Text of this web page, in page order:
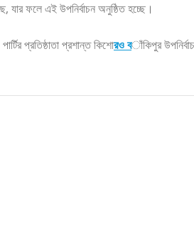
যার ফলে এই উপনির্বাচন অনুষ্ঠিত হচ্ছে।
প্রতিষ্ঠাতা প্রশান্ত কিশোরও বাঁকিপুর